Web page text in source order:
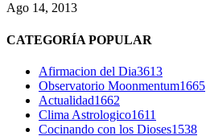
Ago 14, 2013
CATEGORÍA POPULAR
Afirmacion del Dia3613
Observatorio Moonmentum1665
Actualidad1662
Clima Astrologico1611
Cocinando con los Dioses1538